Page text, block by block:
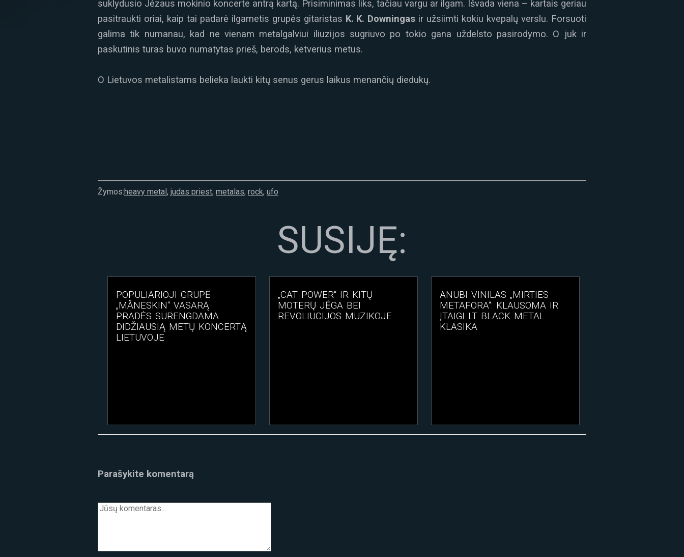
suklydusio Jėzaus mokinio koncerte antrą kartą. Prisiminimas liks, tačiau vargu ar ilgam. Išvada viena – kartais geriau
pasitraukti oriai, kaip tai padarė ilgametis grupės gitaristas K. K. Downingas ir užsiimti kokiu kvepalų verslu. Forsuoti
galima tik numanau, kad ne vienam metalgalviui iliuzijos sugriuvo po tokio gana uždelsto pasirodymo. O juk ir
paskutinis turas buvo numatytas prieš, berods, ketverius metus.
O Lietuvos metalistams belieka laukti kitų senus gerus laikus menančių diedukų.
Žymos:heavy metal, judas priest, metalas, rock, ufo
SUSIJĘ:
POPULIARIOJI GRUPĖ
„MÅNESKIN“ VASARĄ
PRADĖS SURENGDAMA
DIDŽIAUSIĄ METŲ KONCERTĄ
LIETUVOJE
„CAT POWER“ IR KITŲ
MOTERŲ JĖGA BEI
REVOLIUCIJOS MUZIKOJE
ANUBI VINILAS „MIRTIES
METAFORA“: KLAUSOMA IR
ĮTAIGI LT BLACK METAL
KLASIKA
Parašykite komentarą